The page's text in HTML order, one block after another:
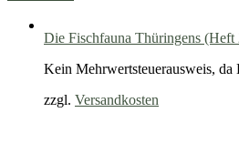
Die Fischfauna Thüringens (Heft
Kein Mehrwertsteuerausweis,
zzgl. Versandkosten